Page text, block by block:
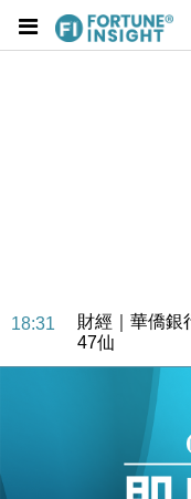
18:31
財經｜華僑
47仙
財經｜滙豐
及消費表現
本地｜假冒
損失近6900
財經｜日經